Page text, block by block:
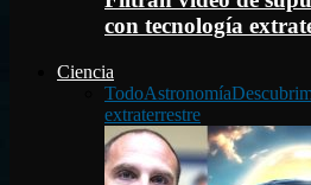
con tecnología
Ciencia
TodoAstronomía
extraterrestre